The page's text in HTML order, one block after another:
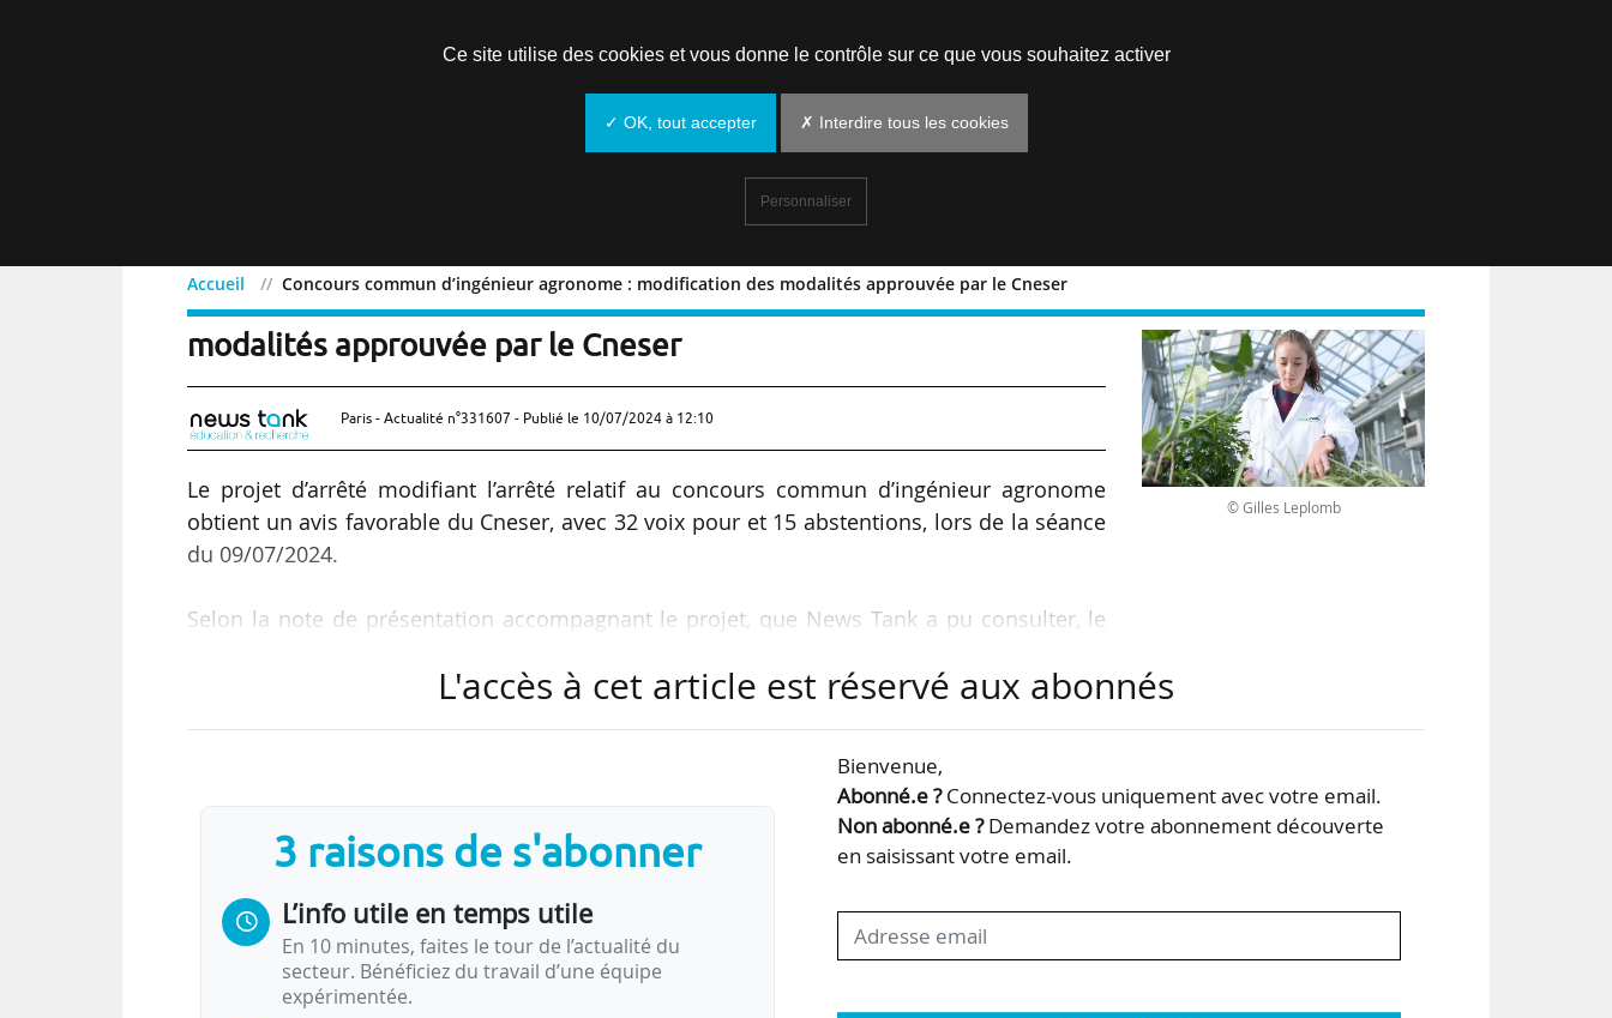
Accueil Concours commun d’ingénieur agronome : modification des modalités approuvée par le Cneser
Concours commun d’ingénieur agronome : modification des
modalités approuvée par le Cneser
Paris - Actualité n°331607 - Publié le 10/07/2024 à 12:10
Le projet d’arrêté modifiant l’arrêté relatif au concours commun d’ingénieur agronome
obtient un avis favorable du Cneser, avec 32 voix pour et 15 abstentions, lors de la séance
du 09/07/2024.
Selon la note de présentation accompagnant le projet, que News Tank a pu consulter, le
• la suppression de la limitation à deux présentations à ce concours afin d’augmenter
• l’explicitation du rôle de la commission VES (validation des études supérieures) et son
intégration aux annexes listant les diplômes éligibles en fonction des voies.
Est supprimée, « la référence aux notes d’anglais pour l’épreuve de…
© Gilles Leplomb
L'accès à cet article est réservé aux abonnés
3 raisons de s'abonner
L’info utile en temps utile
En 10 minutes, faites le tour de l’actualité du
secteur. Bénéficiez du travail d’une équipe
expérimentée.
Bienvenue,
Abonné.e ?Connectez-vous uniquement avec votre email.
Non abonné.e ?Demandez votre abonnement découverte
en saisissant votre email.
Ce site utilise des cookies et vous donne le contrôle sur ce que vous souhaitez activer
✓ OK, tout accepter ✗ Interdire tous les cookies
Personnaliser